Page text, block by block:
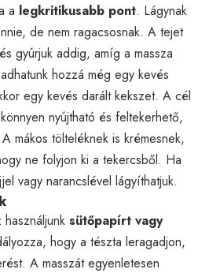
a legkritikusabb pont. Lágynak
de nem ragacsosnak. A tejet
gyúrjuk addig, amíg a massza
hozzá még egy kevés
egy kevés darált kekszet. A cél
nyújtható és feltekerhető,
mákos tölteléknek is krémesnek,
ne folyjon ki a tekercsből. Ha
vagy narancslével lágyíthatjuk.
sütőpapírt vagy
hogy a tészta leragadjon,
A masszát egyenletesen